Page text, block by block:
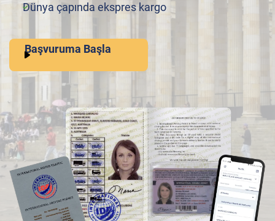
Dünya çapında ekspres kargo
Başvuruma Başla